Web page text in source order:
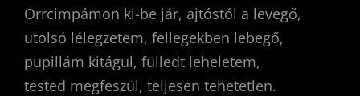
Orrcimpámon ki-be jár, ajtóstól a levegő,
utolsó lélegzetem, fellegekben lebegő,
pupillám kitágul, fülledt leheletem,
tested megfeszül, teljesen tehetetlen.